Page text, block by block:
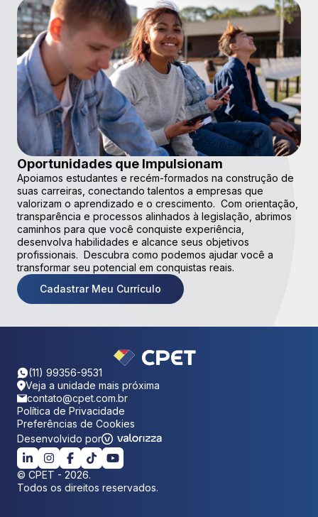
Oportunidades que Impulsionam
Apoiamos estudantes e recém-formados na construção de
suas carreiras, conectando talentos a empresas que
valorizam o aprendizado e o crescimento. Com orientação,
transparência e processos alinhados à legislação, abrimos
caminhos para que você conquiste experiência,
desenvolva habilidades e alcance seus objetivos
profissionais. Descubra como podemos ajudar você a
transformar seu potencial em conquistas reais.
Cadastrar Meu Currículo
(11) 99356-9531
Veja a unidade mais próxima
contato@cpet.com.br
Política de Privacidade
Preferências de Cookies
Desenvolvido por
© CPET - 2026.
Todos os direitos reservados.